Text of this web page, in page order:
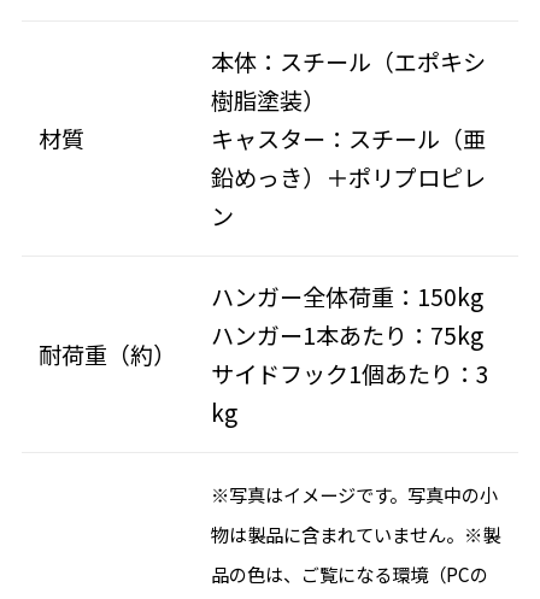
材質
本体：スチール（エポキシ
樹脂塗装）
キャスター：スチール（亜
鉛めっき）＋ポリプロピレ
ン
耐荷重（約）
ハンガー全体荷重：150kg
ハンガー1本あたり：75kg
サイドフック1個あたり：3
kg
※写真はイメージです。写真中の小
物は製品に含まれていません。※製
品の色は、ご覧になる環境（PCの